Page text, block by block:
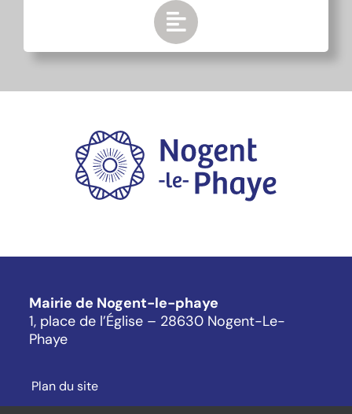
Mairie de Nogent-le-phaye
1, place de l’Église – 28630 Nogent-Le-
Phaye
Plan du site